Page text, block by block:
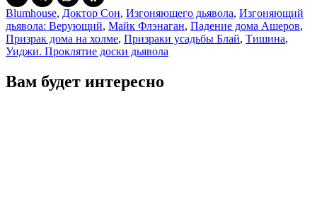
Blumhouse, Доктор Сон, Изгоняющего дьявола, Изгоняющий
дьявола: Верующий, Майк Флэнаган, Падение дома Ашеров,
Призрак дома на холме, Призраки усадьбы Блай, Тишина,
Уиджи. Проклятие доски дьявола
Вам будет интересно